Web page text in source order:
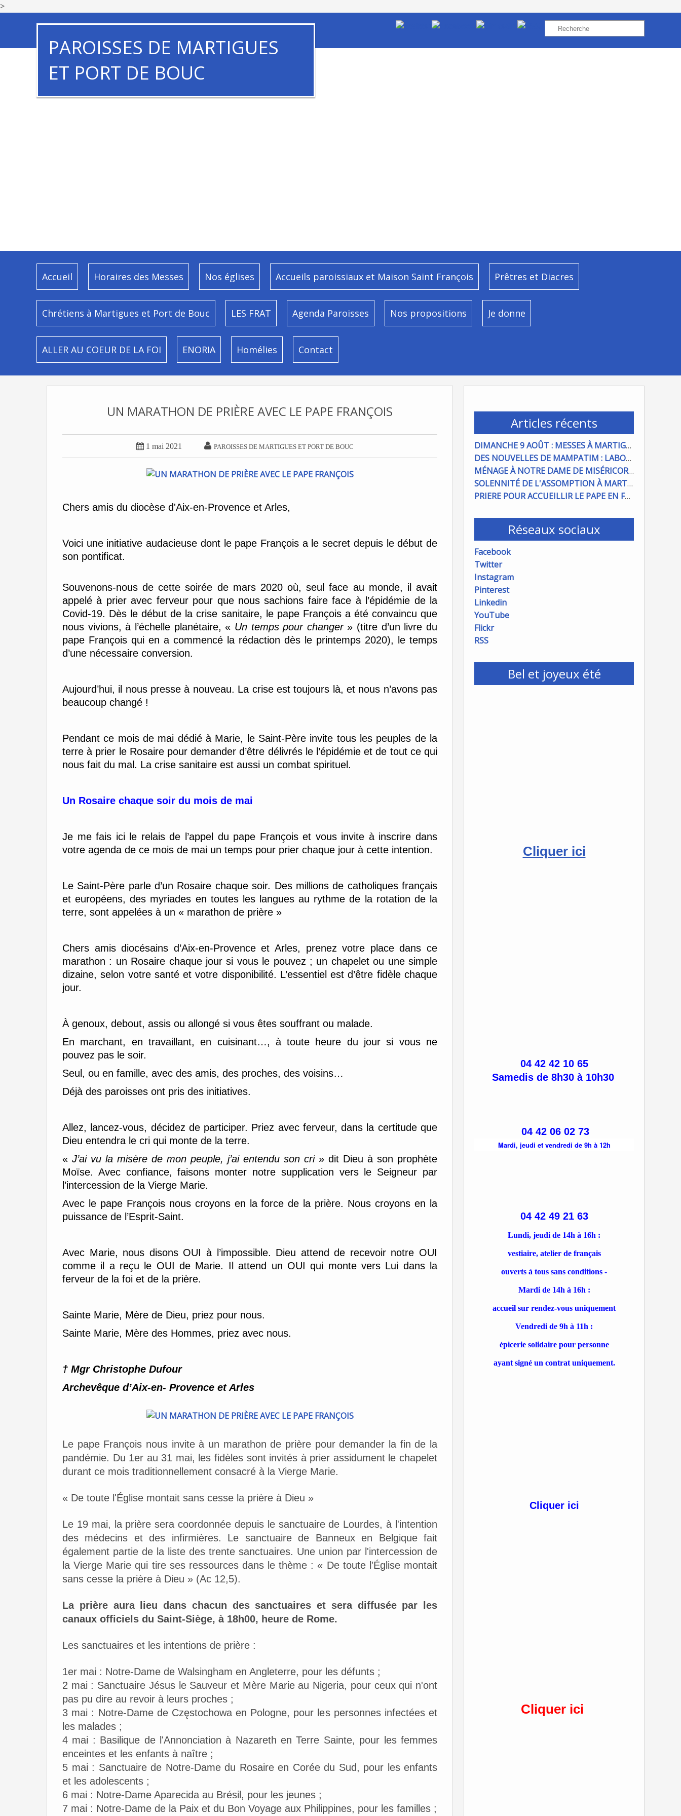
>
PAROISSES DE MARTIGUES
ET PORT DE BOUC
Accueil Horaires des Messes Nos églises Accueils paroissiaux et Maison Saint François Prêtres et Diacres
Chrétiens à Martigues et Port de Bouc LES FRAT Agenda Paroisses Nos propositions Je donne
ALLER AU COEUR DE LA FOI ENORIA Homélies Contact
Articles récents
DIMANCHE 9 AOÛT : MESSES À MARTIGUES ET PORT DE BOUC
DES NOUVELLES DE MAMPATIM : LABOUR DU CHAMP PAROISSIAL
MÉNAGE À NOTRE DAME DE MISÉRICORDE : ON COMPTE SUR VOUS !
SOLENNITÉ DE L'ASSOMPTION À MARTIGUES ET PORT DE BOUC
PRIERE POUR ACCUEILLIR LE PAPE EN FRANCE
Réseaux sociaux
Facebook
Twitter
Instagram
Pinterest
Linkedin
YouTube
Flickr
RSS
Bel et joyeux été
Cliquer ici
04 42 42 10 65
Samedis de 8h30 à 10h30
04 42 06 02 73
Mardi, jeudi et vendredi de 9h à 12h
04 42 49 21 63
Lundi, jeudi de 14h à 16h :
vestiaire, atelier de français
ouverts à tous sans conditions -
Mardi de 14h à 16h :
accueil sur rendez-vous uniquement
Vendredi de 9h à 11h :
épicerie solidaire pour personne
ayant signé un contrat uniquement.
Cliquer ici
Cliquer ici
UN MARATHON DE PRIÈRE AVEC LE PAPE FRANÇOIS
 1 mai 2021  PAROISSES DE MARTIGUES ET PORT DE BOUC
Chers amis du diocèse d'Aix-en-Provence et Arles,
Voici une initiative audacieuse dont le pape François a le secret depuis le début de
son pontificat.
Souvenons-nous de cette soirée de mars 2020 où, seul face au monde, il avait
appelé à prier avec ferveur pour que nous sachions faire face à l’épidémie de la
Covid-19. Dès le début de la crise sanitaire, le pape François a été convaincu que
nous vivions, à l’échelle planétaire, « Un temps pour changer» (titre d’un livre du
pape François qui en a commencé la rédaction dès le printemps 2020), le temps
d’une nécessaire conversion.
Aujourd’hui, il nous presse à nouveau. La crise est toujours là, et nous n’avons pas
beaucoup changé !
Pendant ce mois de mai dédié à Marie, le Saint-Père invite tous les peuples de la
terre à prier le Rosaire pour demander d’être délivrés le l’épidémie et de tout ce qui
nous fait du mal. La crise sanitaire est aussi un combat spirituel.
Un Rosaire chaque soir du mois de mai
Je me fais ici le relais de l’appel du pape François et vous invite à inscrire dans
votre agenda de ce mois de mai un temps pour prier chaque jour à cette intention.
Le Saint-Père parle d’un Rosaire chaque soir. Des millions de catholiques français
et européens, des myriades en toutes les langues au rythme de la rotation de la
terre, sont appelées à un « marathon de prière »
Chers amis diocésains d’Aix-en-Provence et Arles, prenez votre place dans ce
marathon : un Rosaire chaque jour si vous le pouvez ; un chapelet ou une simple
dizaine, selon votre santé et votre disponibilité. L’essentiel est d’être fidèle chaque
jour.
À genoux, debout, assis ou allongé si vous êtes souffrant ou malade.
En marchant, en travaillant, en cuisinant…, à toute heure du jour si vous ne
pouvez pas le soir.
Seul, ou en famille, avec des amis, des proches, des voisins…
Déjà des paroisses ont pris des initiatives.
Allez, lancez-vous, décidez de participer. Priez avec ferveur, dans la certitude que
Dieu entendra le cri qui monte de la terre.
« J’ai vu la misère de mon peuple, j’ai entendu son cri» dit Dieu à son prophète
Moïse. Avec confiance, faisons monter notre supplication vers le Seigneur par
l’intercession de la Vierge Marie.
Avec le pape François nous croyons en la force de la prière. Nous croyons en la
puissance de l’Esprit-Saint.
Avec Marie, nous disons OUI à l’impossible. Dieu attend de recevoir notre OUI
comme il a reçu le OUI de Marie. Il attend un OUI qui monte vers Lui dans la
ferveur de la foi et de la prière.
Sainte Marie, Mère de Dieu, priez pour nous.
Sainte Marie, Mère des Hommes, priez avec nous.
† Mgr Christophe Dufour
Archevêque d’Aix-en- Provence et Arles
Le pape François nous invite à un marathon de prière pour demander la fin de la
pandémie. Du 1er au 31 mai, les fidèles sont invités à prier assidument le chapelet
durant ce mois traditionnellement consacré à la Vierge Marie.
« De toute l'Église montait sans cesse la prière à Dieu »
Le 19 mai, la prière sera coordonnée depuis le sanctuaire de Lourdes, à l'intention
des médecins et des infirmières. Le sanctuaire de Banneux en Belgique fait
également partie de la liste des trente sanctuaires. Une union par l'intercession de
la Vierge Marie qui tire ses ressources dans le thème : « De toute l'Église montait
sans cesse la prière à Dieu » (Ac 12,5).
La prière aura lieu dans chacun des sanctuaires et sera diffusée par les
canaux officiels du Saint-Siège, à 18h00, heure de Rome.
Les sanctuaires et les intentions de prière :
1er mai : Notre-Dame de Walsingham en Angleterre, pour les défunts ;
2 mai : Sanctuaire Jésus le Sauveur et Mère Marie au Nigeria, pour ceux qui n'ont
pas pu dire au revoir à leurs proches ;
3 mai : Notre-Dame de Częstochowa en Pologne, pour les personnes infectées et
les malades ;
4 mai : Basilique de l'Annonciation à Nazareth en Terre Sainte, pour les femmes
enceintes et les enfants à naître ;
5 mai : Sanctuaire de Notre-Dame du Rosaire en Corée du Sud, pour les enfants
et les adolescents ;
6 mai : Notre-Dame Aparecida au Brésil, pour les jeunes ;
7 mai : Notre-Dame de la Paix et du Bon Voyage aux Philippines, pour les familles ;